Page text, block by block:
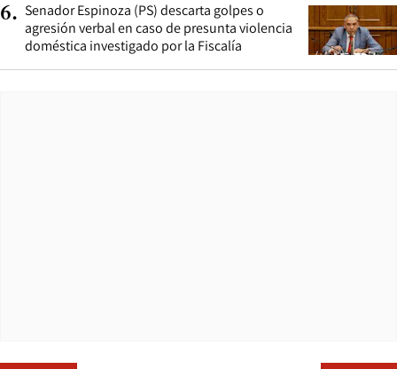
6. Senador Espinoza (PS) descarta golpes o
agresión verbal en caso de presunta violencia
doméstica investigado por la Fiscalía